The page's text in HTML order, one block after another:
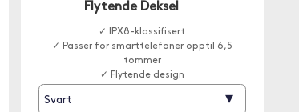
Flytende Deksel
✓ IPX8-klassifisert
✓ Passer for smarttelefoner opptil 6,5
tommer
✓ Flytende design
Svart ▾